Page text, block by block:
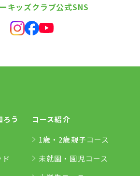
キッズクラブ公式SNS
う
コース紹介
1歳・2歳親子コース
未就園・園児コース